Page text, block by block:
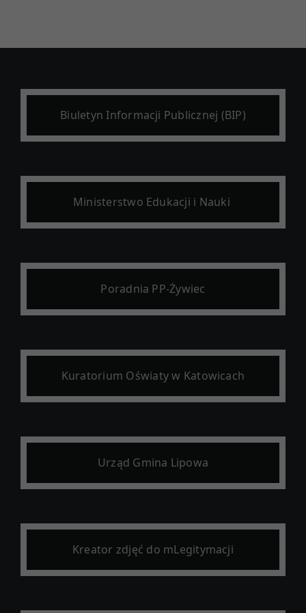
Biuletyn Informacji Publicznej (BIP)
Ministerstwo Edukacji i Nauki
Poradnia PP-Żywiec
Kuratorium Oświaty w Katowicach
Urząd Gmina Lipowa
Kreator zdjęć do mLegitymacji